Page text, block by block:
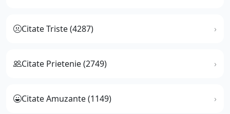
Citate Triste (4287)
Citate Prietenie (2749)
Citate Amuzante (1149)